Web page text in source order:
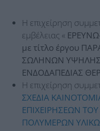
Η επιχείρηση
εμβέλειας «
με τίτλο έργου
ΣΩΛΗΝΩΝ
ΕΝΔΟΔΑΠΕΔΙΑΣ
Η επιχείρηση
ΣΧΕΔΙΑ
ΕΠΙΧΕΙΡΗΣΕΩΝ
ΠΟΛΥΜΕΡΩΝ